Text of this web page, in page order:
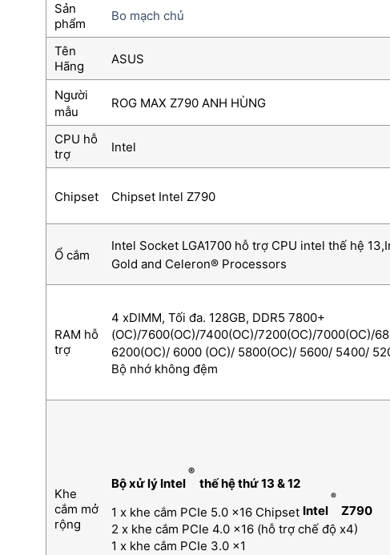
Sản
phẩm
Bo mạch chủ
Tên
Hãng
ASUS
Người
mẫu
ROG MAX Z790 ANH HÙNG
CPU hỗ
trợ
Intel
Chipset Chipset Intel Z790
Ổ cắm
Intel Socket LGA1700 hỗ trợ CPU intel thế hệ
Gold and Celeron® Processors
RAM hỗ
trợ
4 xDIMM, Tối đa. 128GB, DDR5 7800+
(OC)/7600(OC)/7400(OC)/7200(OC)/7000(OC)/
6200(OC)/ 6000 (OC)/ 5800(OC)/ 5600/ 5400/
Bộ nhớ không đệm
Khe
cắm mở
rộng
Bộ xử lý Intel
®
thế hệ thứ 13 & 12
1 x khe cắm PCIe 5.0 x16 Chipset Intel
®
Z790
2 x khe cắm PCIe 4.0 x16 (hỗ trợ chế độ x4)
1 x khe cắm PCIe 3.0 x1